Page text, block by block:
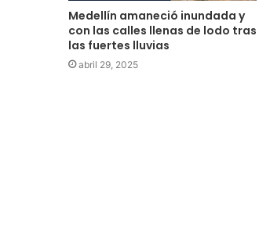
Medellín amaneció inundada y
con las calles llenas de lodo tras
las fuertes lluvias
abril 29, 2025